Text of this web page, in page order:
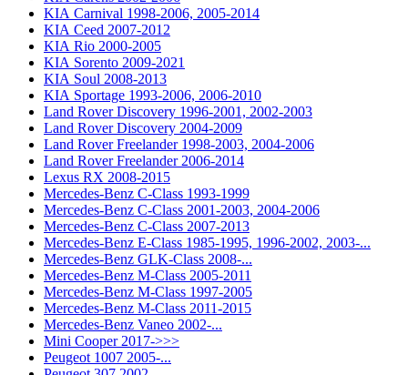
KIA Carnival 1998-2006, 2005-2014
KIA Ceed 2007-2012
KIA Rio 2000-2005
KIA Sorento 2009-2021
KIA Soul 2008-2013
KIA Sportage 1993-2006, 2006-2010
Land Rover Discovery 1996-2001, 2002-2003
Land Rover Discovery 2004-2009
Land Rover Freelander 1998-2003, 2004-2006
Land Rover Freelander 2006-2014
Lexus RX 2008-2015
Mercedes-Benz C-Class 1993-1999
Mercedes-Benz C-Class 2001-2003, 2004-2006
Mercedes-Benz C-Class 2007-2013
Mercedes-Benz E-Class 1985-1995, 1996-2002, 2003-...
Mercedes-Benz GLK-Class 2008-...
Mercedes-Benz M-Class 2005-2011
Mercedes-Benz M-Class 1997-2005
Mercedes-Benz M-Class 2011-2015
Mercedes-Benz Vaneo 2002-...
Mini Cooper 2017->>>
Peugeot 1007 2005-...